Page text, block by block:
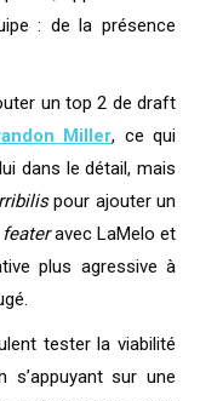
: de la présence
un top 2 de draft
Miller, ce qui
dans le détail, mais
pour ajouter un
feateravec LaMelo et
plus agressive à
tester la viabilité
sur une